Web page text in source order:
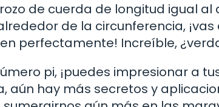
de cuerda de longitud igual al
de la circunferencia, ¡vas
perfectamente! Increíble,
pi, ¡puedes impresionar a
aún hay más secretos y